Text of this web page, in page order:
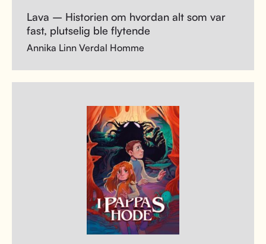
Lava – Historien om hvordan alt som var
fast, plutselig ble flytende
Annika Linn Verdal Homme